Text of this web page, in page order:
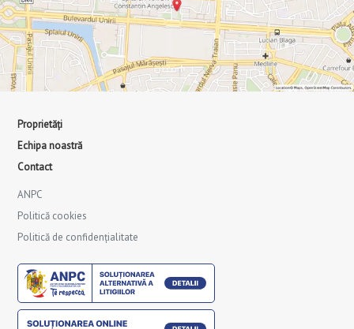
Proprietăți
Echipa noastră
Contact
ANPC
Politică cookies
Politică de confidențialitate